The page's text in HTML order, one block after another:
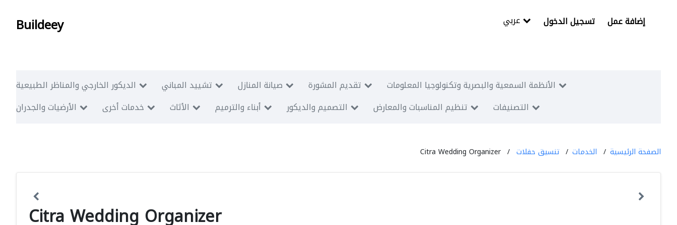
Buildeey تسجيل الدخول إضافة عمل
الديكور الخارجي والمناظر الطبيعية تشييد المباني صيانة المنازل تقديم المشورة
الأنظمة السمعية والبصرية وتكنولوجيا المعلومات
الأرضيات والجدران
خدمات أخرى الأثاث أبناء والترميم التصميم والديكور تنظيم المناسبات والمعارض التصنيفات
الصفحة الرئيسية الخدمات تنسيق حفلات Citra Wedding Organizer
Citra Wedding Organizer